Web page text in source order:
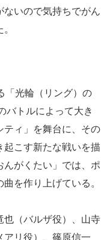
いので気持ちでがん
「光輪（リング）の
バトルによって大き
ィ」を舞台に、その
こす新たな戦いを描
んがくたい」では、ポ
を作り上げている。
（バルザ役）、山寺
リ役）、篠原信一